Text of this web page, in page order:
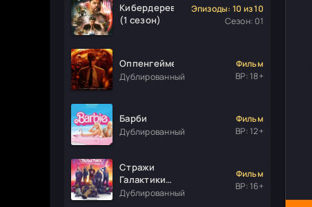
Кибердеревня
(1 сезон)
Эпизоды: 10 из 10
Сезон: 01
Оппенгеймер
Дублированный
Фильм
ВР: 18+
Барби
Дублированный
Фильм
ВР: 12+
Стражи
Галактики.
Часть 3
Дублированный
Фильм
ВР: 16+